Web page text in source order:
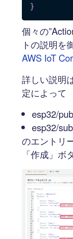
}
個々の
トの説明を
AWS IoT
詳しい説明
定によって
esp32/
esp32/
のエントリ
「作成」ボ